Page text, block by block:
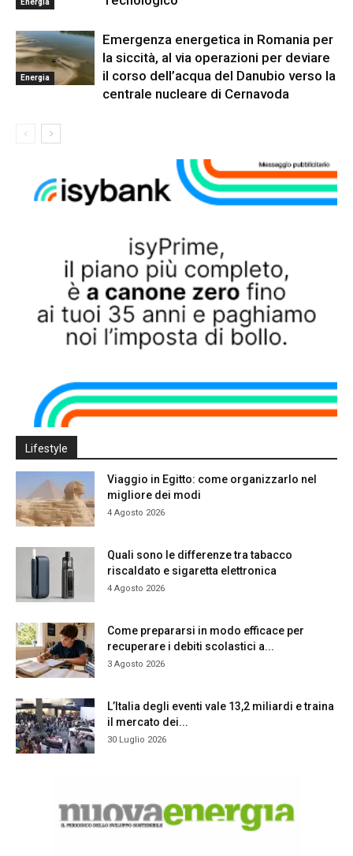
Energia
Energia
Emergenza energetica in Romania per
la siccità, al via operazioni per deviare
il corso dell’acqua del Danubio verso la
centrale nucleare di Cernavoda
Lifestyle
Viaggio in Egitto: come organizzarlo nel
migliore dei modi
4 Agosto 2026
Quali sono le differenze tra tabacco
riscaldato e sigaretta elettronica
4 Agosto 2026
Come prepararsi in modo efficace per
recuperare i debiti scolastici a...
3 Agosto 2026
L’Italia degli eventi vale 13,2 miliardi e traina
il mercato dei...
30 Luglio 2026